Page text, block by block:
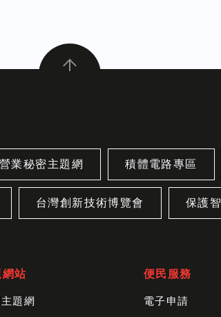
營業秘密主題網 積體電路專區
台灣創新技術博覽會 保護
網站
題網
便民服務
電子申請